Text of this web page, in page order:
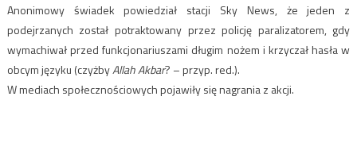
Anonimowy świadek powiedział stacji Sky News, że jeden z
podejrzanych został potraktowany przez policję paralizatorem, gdy
wymachiwał przed funkcjonariuszami długim nożem i krzyczał hasła w
obcym języku (czyżbyAllah Akbar? – przyp. red.).
W mediach społecznościowych pojawiły się nagrania z akcji.